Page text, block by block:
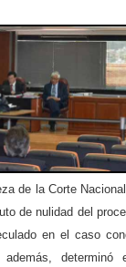
de la Corte
de nulidad del
en el caso
además, determinó